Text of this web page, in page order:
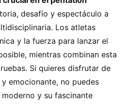
desafío y espectáculo a
Los atletas
y la fuerza para lanzar el
mientras combinan esta
Si quieres disfrutar de
emocionante, no puedes
y su fascinante